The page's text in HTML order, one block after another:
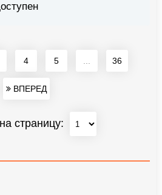
4 5 36
ВПЕРЕД
страницу: